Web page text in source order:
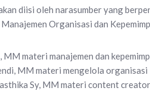
diisi oleh narasumber yang
Organisasi dan
MM materi manajemen dan
MM materi mengelola organisasi
Sy, MM materi content